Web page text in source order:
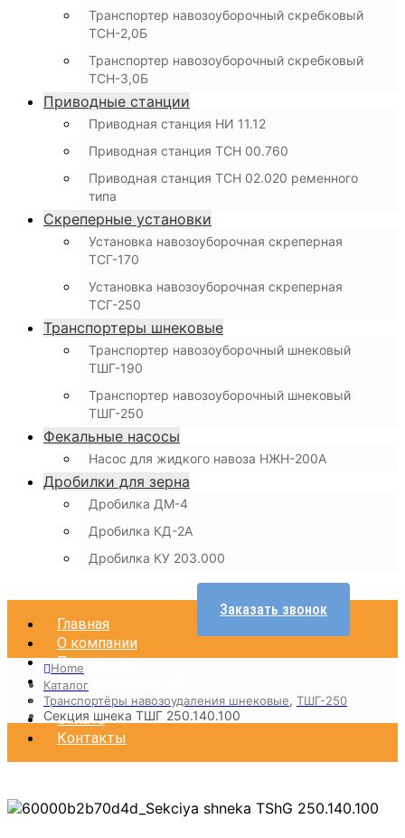
Транспортер навозоуборочный скребковый
ТСН-2,0Б
Транспортер навозоуборочный скребковый
ТСН-3,0Б
Приводные станции
Приводная станция НИ 11.12
Приводная станция ТСН 00.760
Приводная станция ТСН 02.020 ременного
типа
Скреперные установки
Установка навозоуборочная скреперная
ТСГ-170
Установка навозоуборочная скреперная
ТСГ-250
Транспортеры шнековые
Транспортер навозоуборочный шнековый
ТШГ-190
Транспортер навозоуборочный шнековый
ТШГ-250
Фекальные насосы
Насос для жидкого навоза НЖН-200А
Дробилки для зерна
Дробилка ДМ-4
Дробилка КД-2А
Дробилка КУ 203.000
Главная
О компании
Продукция
Каталог запчастей
Доставка
Оплата
Контакты
Заказать звонок
Home
Каталог
Транспортёры навозоудаления шнековые, ТШГ-250
Секция шнека ТШГ 250.140.100